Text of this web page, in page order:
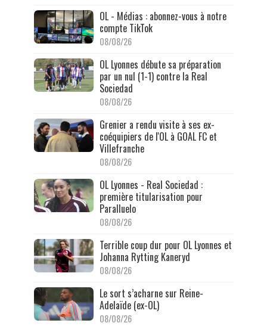
OL - Médias : abonnez-vous à notre
compte TikTok
08/08/26
OL Lyonnes débute sa préparation
par un nul (1-1) contre la Real
Sociedad
08/08/26
Grenier a rendu visite à ses ex-
coéquipiers de l'OL à GOAL FC et
Villefranche
08/08/26
OL Lyonnes - Real Sociedad :
première titularisation pour
Paralluelo
08/08/26
Terrible coup dur pour OL Lyonnes et
Johanna Rytting Kaneryd
08/08/26
Le sort s’acharne sur Reine-
Adelaïde (ex-OL)
08/08/26